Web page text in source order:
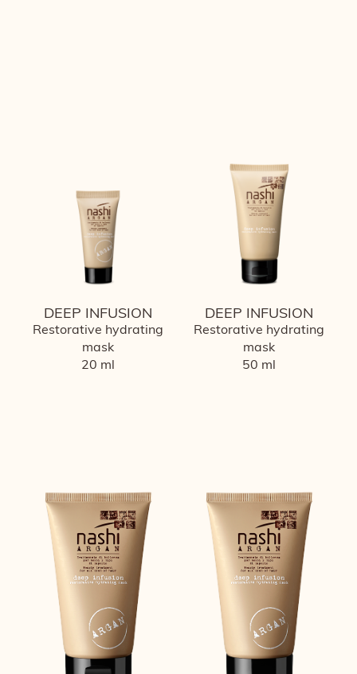
DEEP INFUSION
Restorative hydrating
mask
20 ml
DEEP INFUSION
Restorative hydrating
mask
50 ml